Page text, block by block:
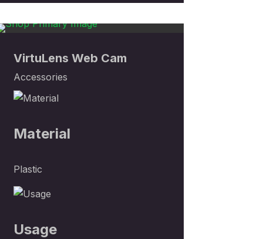
VirtuLens Web Cam
Accessories
Material
Plastic
Usage